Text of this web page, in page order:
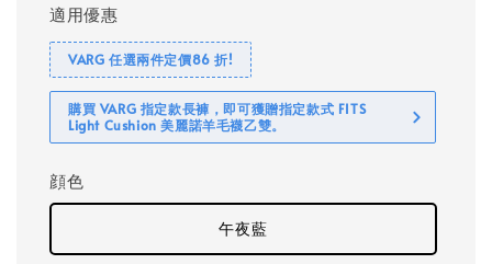
適用優惠
VARG 任選兩件定價86 折!
購買 VARG 指定款長褲，即可獲贈指定款式 FITS
Light Cushion 美麗諾羊毛襪乙雙。
顔色
午夜藍